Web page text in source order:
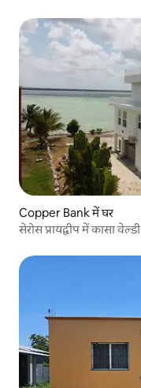
Copper Bank में घर
सेरोस प्रायद्वीप में कासा वेल्डी